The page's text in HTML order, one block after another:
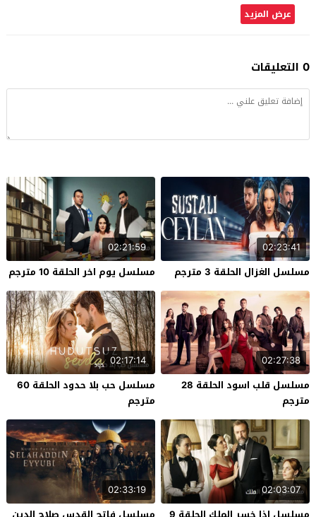
عرض المزيد
0 التعليقات
02:23:41
مسلسل الغزال الحلقة 3 مترجم
02:21:59
مسلسل يوم اخر الحلقة 10 مترجم
02:27:38
مسلسل قلب اسود الحلقة 28
مترجم
02:17:14
مسلسل حب بلا حدود الحلقة 60
مترجم
02:03:07
02:33:19